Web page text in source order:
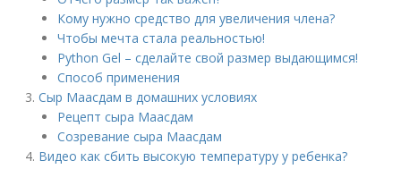
Кому нужно средство для увеличения члена?
Чтобы мечта стала реальностью!
Python Gel – сделайте свой размер выдающимся!
Способ применения
Сыр Маасдам в домашних условиях
Рецепт сыра Маасдам
Созревание сыра Маасдам
Видео как сбить высокую температуру у ребенка?